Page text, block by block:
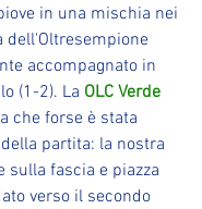
in una mischia nei
dell'Oltresempione
accompagnato in
(1-2). La OLC Verde
che forse è stata
partita: la nostra
sulla fascia e piazza
verso il secondo